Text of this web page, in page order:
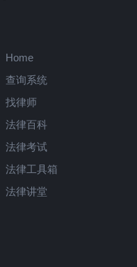
Home
查询系统
找律师
法律百科
法律考试
法律工具箱
法律讲堂